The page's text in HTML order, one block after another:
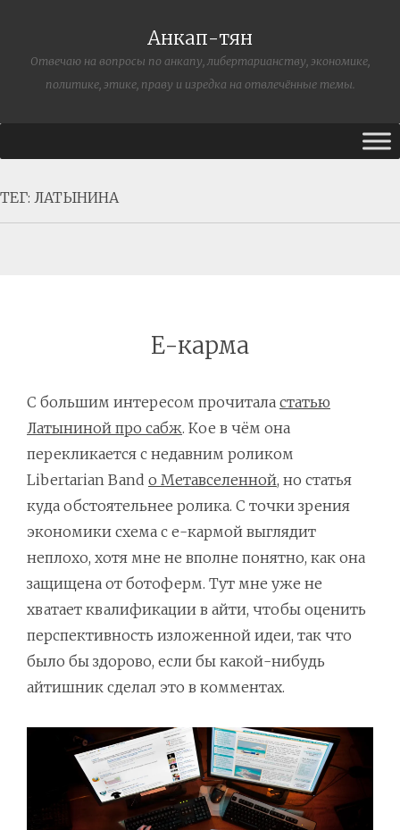
Анкап-тян
Отвечаю на вопросы по анкапу, либертарианству, экономике,
политике, этике, праву и изредка на отвлечённые темы.
ТЕГ: ЛАТЫНИНА
Е-карма
С большим интересом прочитала статью
Латыниной про сабж. Кое в чём она
перекликается с недавним роликом
Libertarian Band о Метавселенной, но статья
куда обстоятельнее ролика. С точки зрения
экономики схема с е-кармой выглядит
неплохо, хотя мне не вполне понятно, как она
защищена от ботоферм. Тут мне уже не
хватает квалификации в айти, чтобы оценить
перспективность изложенной идеи, так что
было бы здорово, если бы какой-нибудь
айтишник сделал это в комментах.